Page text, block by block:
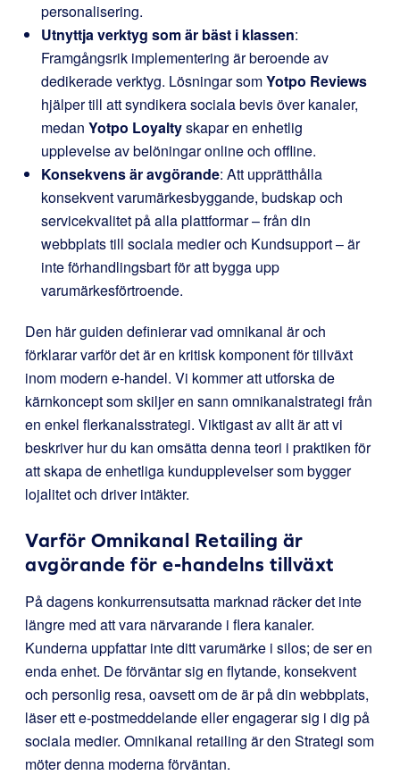
personalisering.
Utnyttja verktyg som är bäst i klassen:
Framgångsrik implementering är beroende av
dedikerade verktyg. Lösningar somYotpo Reviews
hjälper till att syndikera sociala bevis över kanaler,
medan Yotpo Loyaltyskapar en enhetlig
upplevelse av belöningar online och offline.
Konsekvens är avgörande: Att upprätthålla
konsekvent varumärkesbyggande, budskap och
servicekvalitet på alla plattformar – från din
webbplats till sociala medier och Kundsupport – är
inte förhandlingsbart för att bygga upp
varumärkesförtroende.
Den här guiden definierar vad omnikanal är och
förklarar varför det är en kritisk komponent för tillväxt
inom modern e-handel. Vi kommer att utforska de
kärnkoncept som skiljer en sann omnikanalstrategi från
en enkel flerkanalsstrategi. Viktigast av allt är att vi
beskriver hur du kan omsätta denna teori i praktiken för
att skapa de enhetliga kundupplevelser som bygger
lojalitet och driver intäkter.
Varför Omnikanal Retailing är
avgörande för e-handelns tillväxt
På dagens konkurrensutsatta marknad räcker det inte
längre med att vara närvarande i flera kanaler.
Kunderna uppfattar inte ditt varumärke i silos; de ser en
enda enhet. De förväntar sig en flytande, konsekvent
och personlig resa, oavsett om de är på din webbplats,
läser ett e-postmeddelande eller engagerar sig i dig på
sociala medier. Omnikanal retailing är den Strategi som
möter denna moderna förväntan.